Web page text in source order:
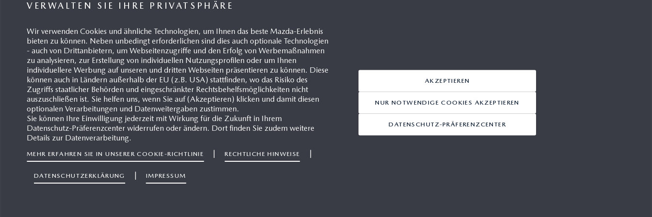
Jochen Münzinger
Direktor Presse- und Öffentlichkeits-
arbeit
+49(0)2173/943-220
+49(0)172/296 17 63
jmuenzinger@mazda.de
Mazda Motors Deutschland
Hitdorfer Straße 73
VERWALTEN SIE IHRE PRIVATSPHÄRE
Wir verwenden Cookies und ähnliche Technologien, um Ihnen das beste Mazda-Erlebnis
bieten zu können. Neben unbedingt erforderlichen sind dies auch optionale Technologien
- auch von Drittanbietern, um Webseitenzugriffe und den Erfolg von Werbemaßnahmen
zu analysieren, zur Erstellung von individuellen Nutzungsprofilen oder um Ihnen
individuellere Werbung auf unseren und dritten Webseiten präsentieren zu können. Diese
können auch in Ländern außerhalb der EU (z.B. USA) stattfinden, wo das Risiko des
Zugriffs staatlicher Behörden und eingeschränkter Rechtsbehelfsmöglichkeiten nicht
auszuschließen ist. Sie helfen uns, wenn Sie auf (Akzeptieren) klicken und damit diesen
optionalen Verarbeitungen und Datenweitergaben zustimmen.
Sie können Ihre Einwilligung jederzeit mit Wirkung für die Zukunft in Ihrem
Datenschutz-Präferenzcenter widerrufen oder ändern. Dort finden Sie zudem weitere
Details zur Datenverarbeitung.
MEHR ERFAHREN SIE IN UNSERER COOKIE-RICHTLINIE | RECHTLICHE HINWEISE |
DATENSCHUTZERKLÄRUNG | IMPRESSUM
DATENSCHUTZ-PRÄFERENZCENTER
NUR NOTWENDIGE COOKIES AKZEPTIEREN
AKZEPTIEREN